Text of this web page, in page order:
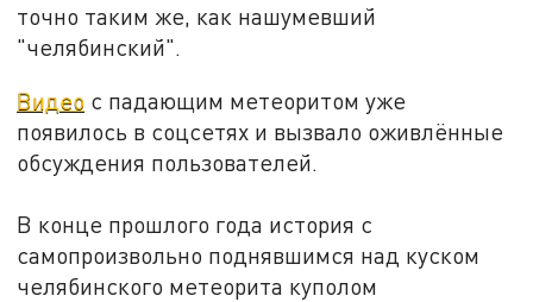
точно таким же, как нашумевший
"челябинский".
Видео с падающим метеоритом уже
появилось в соцсетях и вызвало оживлённые
обсуждения пользователей.
В конце прошлого года история с
самопроизвольно поднявшимся над куском
челябинского метеорита куполом